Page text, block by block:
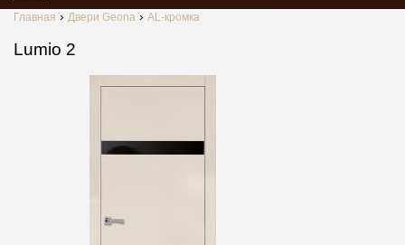
Главная Двери Geona AL-кромка
Lumio 2